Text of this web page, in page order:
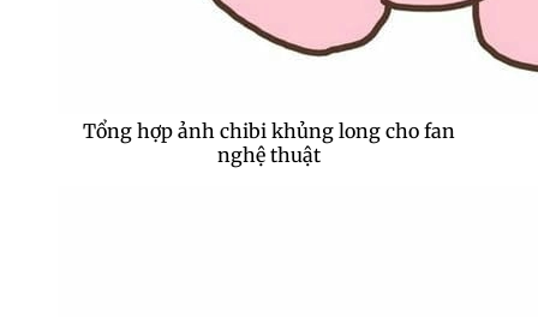
Tổng hợp ảnh chibi khủng long cho fan
nghệ thuật